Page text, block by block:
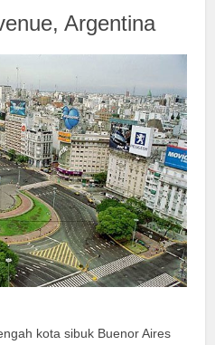
Argentina
kota sibuk Buenor Aires